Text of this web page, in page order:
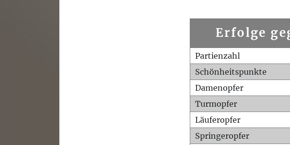
Erfolge
Partienzahl
Schönheitspunkte
Damenopfer
Turmopfer
Läuferopfer
Springeropfer